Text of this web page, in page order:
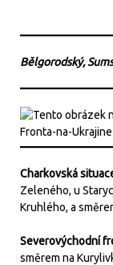
Bělgorodský,
Charkovská
Zeleného, u
Kruhlého, a
Severovýchodní
směrem na